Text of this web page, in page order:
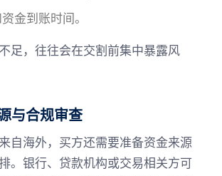
金到账时间。
足，往往会在交割前集中暴露风
与合规审查
自海外，买方还需要准备资金来源
。银行、贷款机构或交易相关方可